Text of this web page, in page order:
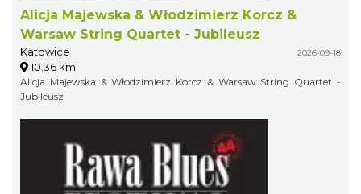
Alicja Majewska & Włodzimierz Korcz &
Warsaw String Quartet - Jubileusz
Katowice 2026-09-18
10.36 km
Alicja Majewska & Włodzimierz Korcz & Warsaw String Quartet -
Jubileusz